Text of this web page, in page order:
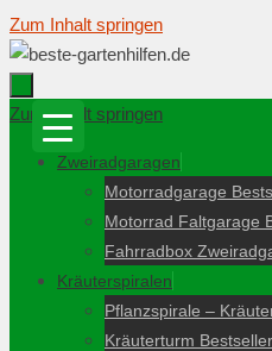
Zum Inhalt springen
Zum Inhalt springen
Zweiradgaragen
Motorradgarage
Motorrad Faltgarage
Fahrradbox
Kräuterspiralen
Pflanzspirale –
Kräuterturm